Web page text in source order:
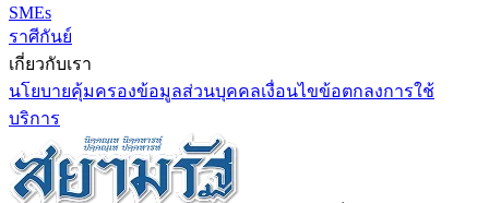
SMEs
ราศีกันย์
เกี่ยวกับเรา
นโยบายคุ้มครองข้อมูลส่วนบุคคลเงื่อนไขข้อตกลงการใช้
บริการ